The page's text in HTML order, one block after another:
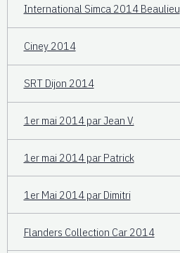
International Simca 2014 Beaulieu
Ciney 2014
SRT Dijon 2014
1er mai 2014 par Jean V.
1er mai 2014 par Patrick
1er Mai 2014 par Dimitri
Flanders Collection Car 2014